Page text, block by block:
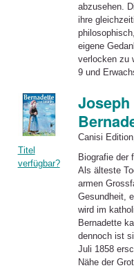
abzusehen.
ihre
eigene
verlocken zu
9 und
Titel
verfügbar?
Canisi
Biografie der
Als älteste
armen
Gesundheit,
wird im
Bernadette
dennoch ist
Juli 1858
Nähe der